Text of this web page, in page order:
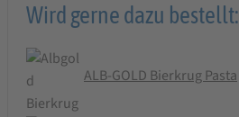
Wird gerne dazu bestellt:
ALB-GOLD Bierkrug Pasta